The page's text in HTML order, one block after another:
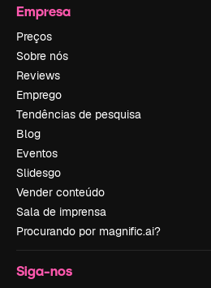
Empresa
Preços
Sobre nós
Reviews
Emprego
Tendências de pesquisa
Blog
Eventos
Slidesgo
Vender conteúdo
Sala de imprensa
Procurando por magnific.ai?
Siga-nos